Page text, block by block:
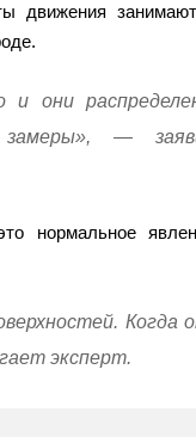
движения
и они
—
нормальное
Когда
эксперт.